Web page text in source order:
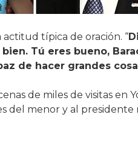
típica de oración. “
Tú eres bueno,
de hacer grandes
de miles de visitas en
del menor y al presidente